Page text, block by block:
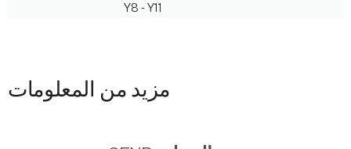
Y8 - Y11
مزيد من المعلومات